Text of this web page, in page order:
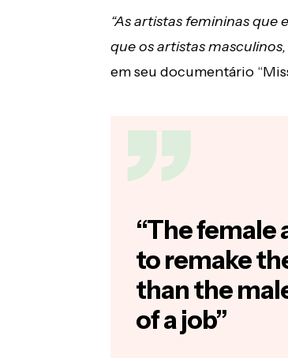
“As artistas femininas que
que os artistas
em seu documentário
“The female
to remake
than the
of a job”